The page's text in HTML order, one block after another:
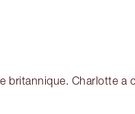
britannique. Charlotte